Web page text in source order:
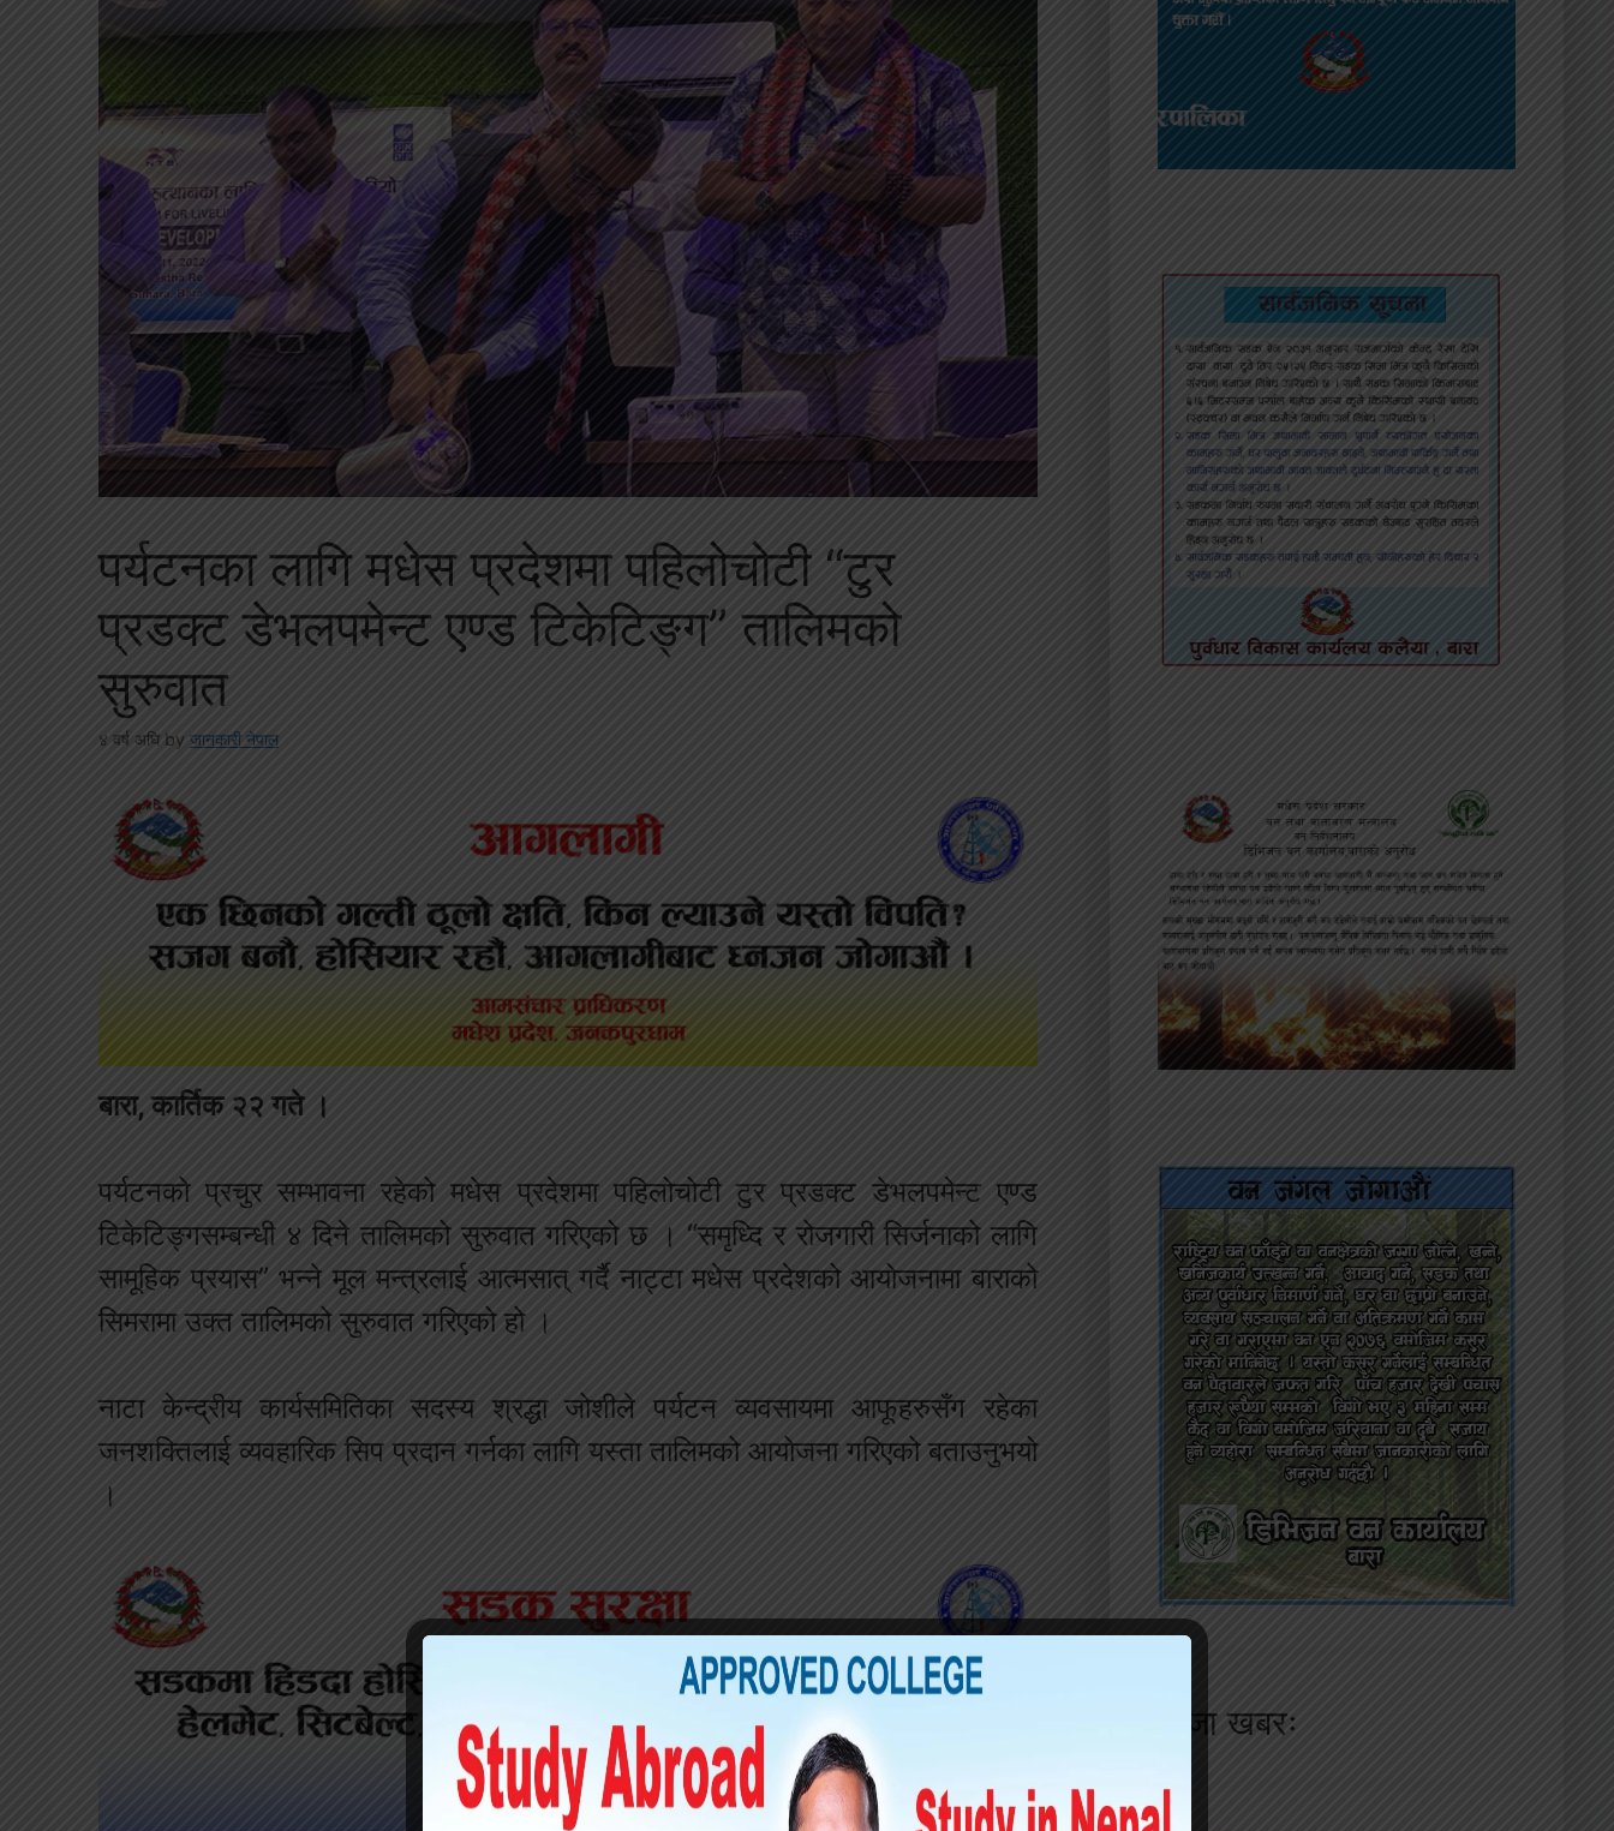
पर्यटनका लागि मधेस प्रदेशमा पहिलोचोटी “टुर
प्रडक्ट डेभलपमेन्ट एण्ड टिकेटिङ्ग” तालिमको
सुरुवात
४ वर्ष अघि by जानकारी नेपाल
बारा, कार्तिक २२ गते ।
पर्यटनको प्रचुर सम्भावना रहेको मधेस प्रदेशमा पहिलोचोटी टुर प्रडक्ट डेभलपमेन्ट एण्ड
टिकेटिङ्गसम्बन्धी ४ दिने तालिमको सुरुवात गरिएको छ । “समृध्दि र रोजगारी सिर्जनाको लागि
सामूहिक प्रयास” भन्ने मूल मन्त्रलाई आत्मसात् गर्दै नाट्टा मधेस प्रदेशको आयोजनामा बाराको
सिमरामा उक्त तालिमको सुरुवात गरिएको हो ।
नाटा केन्द्रीय कार्यसमितिका सदस्य श्रद्धा जोशीले पर्यटन व्यवसायमा आफूहरुसँग रहेका
जनशक्तिलाई व्यवहारिक सिप प्रदान गर्नका लागि यस्ता तालिमको आयोजना गरिएको बताउनुभयो
।
ताजा खबरः